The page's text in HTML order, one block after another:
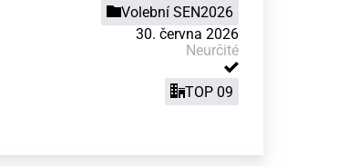
Volební SEN2026
30. června 2026
Neurčité
TOP 09